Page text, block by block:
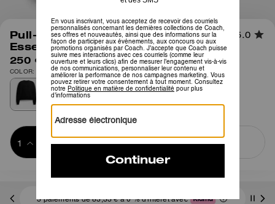
1/6
Pull-Over Col Ras Du Cou
Essentiel
5.0
250 €
COLOR: Noir
Ajouter au
BAG
ACHETER MAINTENANT
3 paiements de 83,33 € à 0 % d'intérêt avec